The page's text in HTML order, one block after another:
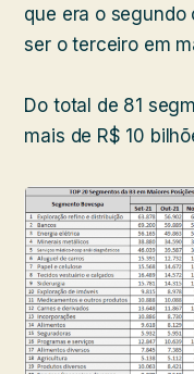
que era o segundo
ser o terceiro em
Do total de 81
mais de R$ 10